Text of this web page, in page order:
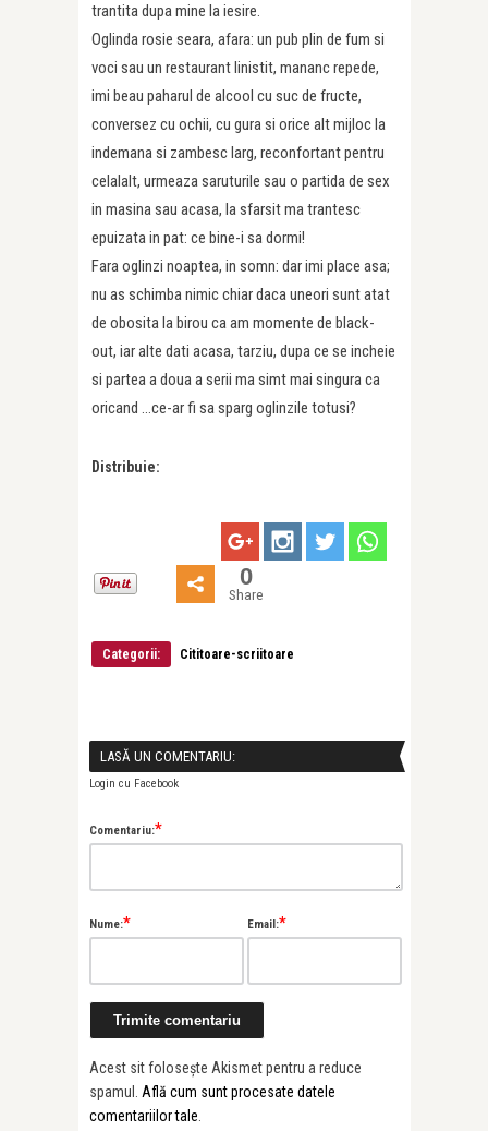
trantita dupa mine la iesire.
Oglinda rosie seara, afara: un pub plin de fum si
voci sau un restaurant linistit, mananc repede,
imi beau paharul de alcool cu suc de fructe,
conversez cu ochii, cu gura si orice alt mijloc la
indemana si zambesc larg, reconfortant pentru
celalalt, urmeaza saruturile sau o partida de sex
in masina sau acasa, la sfarsit ma trantesc
epuizata in pat: ce bine-i sa dormi!
Fara oglinzi noaptea, in somn: dar imi place asa;
nu as schimba nimic chiar daca uneori sunt atat
de obosita la birou ca am momente de black-
out, iar alte dati acasa, tarziu, dupa ce se incheie
si partea a doua a serii ma simt mai singura ca
oricand …ce-ar fi sa sparg oglinzile totusi?
Distribuie:
0
Share
Categorii: Cititoare-scriitoare
LASĂ UN COMENTARIU:
Login cu Facebook
Comentariu:*
Nume:* Email:*
Acest sit folosește Akismet pentru a reduce
spamul. Află cum sunt procesate datele
comentariilor tale